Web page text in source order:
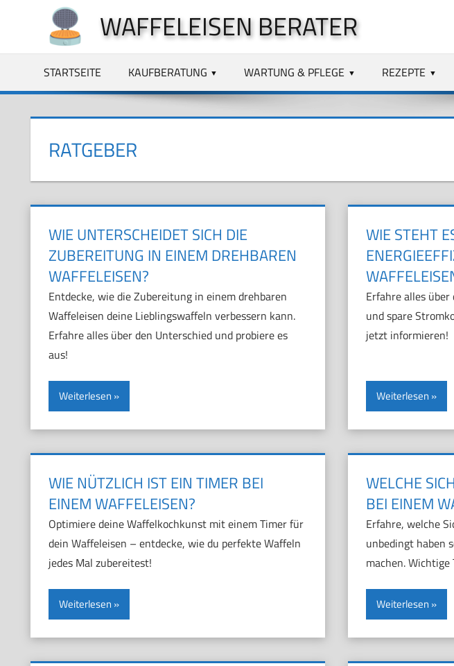
springen
WAFFELEISEN BERATER
STARTSEITE KAUFBERATUNG WARTUNG & PFLEGE REZEPTE
RATGEBER
WIE UNTERSCHEIDET SICH DIE
ZUBEREITUNG IN EINEM DREHBAREN
WAFFELEISEN?
Entdecke, wie die Zubereitung in einem drehbaren
Waffeleisen deine Lieblingswaffeln verbessern kann.
Erfahre alles über den Unterschied und probiere es
aus!
Weiterlesen
WIE STEHT
Erfahre alles
und spare
jetzt informieren!
Weiterlesen
WIE NÜTZLICH IST EIN TIMER BEI
EINEM WAFFELEISEN?
Optimiere deine Waffelkochkunst mit einem Timer für
dein Waffeleisen – entdecke, wie du perfekte Waffeln
jedes Mal zubereitest!
Weiterlesen
WELCHE
BEI EINEM
Erfahre, welche
unbedingt haben
machen. Wichtige
Weiterlesen